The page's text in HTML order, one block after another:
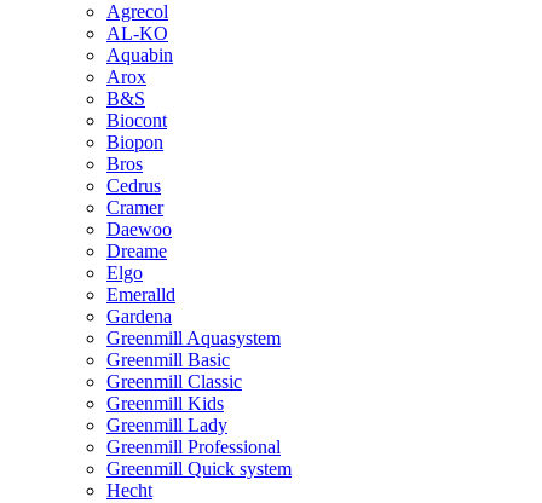
Agrecol
AL-KO
Aquabin
Arox
B&S
Biocont
Biopon
Bros
Cedrus
Cramer
Daewoo
Dreame
Elgo
Emeralld
Gardena
Greenmill Aquasystem
Greenmill Basic
Greenmill Classic
Greenmill Kids
Greenmill Lady
Greenmill Professional
Greenmill Quick system
Hecht